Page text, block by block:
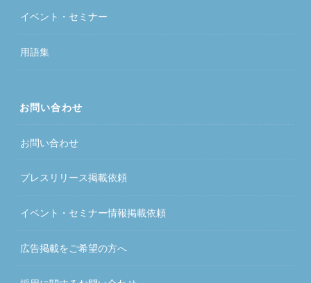
イベント・セミナー
用語集
お問い合わせ
お問い合わせ
プレスリリース掲載依頼
イベント・セミナー情報掲載依頼
広告掲載をご希望の方へ